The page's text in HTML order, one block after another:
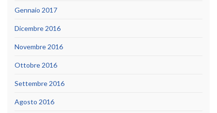
Gennaio 2017
Dicembre 2016
Novembre 2016
Ottobre 2016
Settembre 2016
Agosto 2016